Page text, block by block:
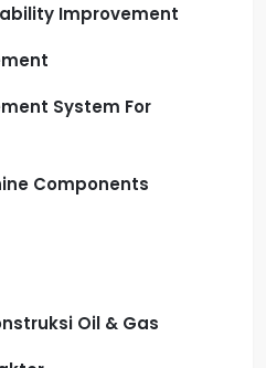
Improvement
System For
Components
Oil & Gas